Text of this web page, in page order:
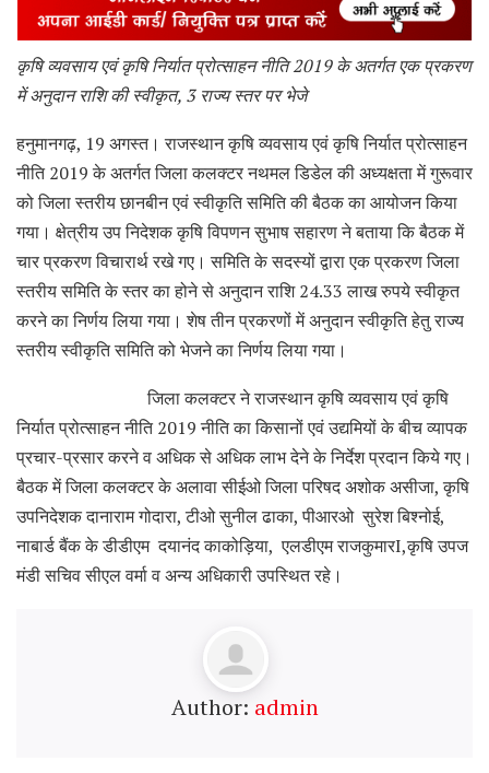
कृषि व्यवसाय एवं कृषि निर्यात प्रोत्साहन नीति 2019 के अतर्गत एक प्रकरण
में अनुदान राशि की स्वीकृत, 3 राज्य स्तर पर भेजे
हनुमानगढ़, 19 अगस्त। राजस्थान कृषि व्यवसाय एवं कृषि निर्यात प्रोत्साहन
नीति 2019 के अतर्गत जिला कलक्टर नथमल डिडेल की अध्यक्षता में गुरूवार
को जिला स्तरीय छानबीन एवं स्वीकृति समिति की बैठक का आयोजन किया
गया। क्षेत्रीय उप निदेशक कृषि विपणन सुभाष सहारण ने बताया कि बैठक में
चार प्रकरण विचारार्थ रखे गए। समिति के सदस्यों द्वारा एक प्रकरण जिला
स्तरीय समिति के स्तर का होने से अनुदान राशि 24.33 लाख रुपये स्वीकृत
करने का निर्णय लिया गया। शेष तीन प्रकरणों में अनुदान स्वीकृति हेतु राज्य
स्तरीय स्वीकृति समिति को भेजने का निर्णय लिया गया।
जिला कलक्टर ने राजस्थान कृषि व्यवसाय एवं कृषि
निर्यात प्रोत्साहन नीति 2019 नीति का किसानों एवं उद्यमियों के बीच व्यापक
प्रचार-प्रसार करने व अधिक से अधिक लाभ देने के निर्देश प्रदान किये गए।
बैठक में जिला कलक्टर के अलावा सीईओ जिला परिषद अशोक असीजा, कृषि
उपनिदेशक दानाराम गोदारा, टीओ सुनील ढाका, पीआरओ सुरेश बिश्नोई,
नाबार्ड बैंक के डीडीएम दयानंद काकोड़िया, एलडीएम राजकुमारI,कृषि उपज
मंडी सचिव सीएल वर्मा व अन्य अधिकारी उपस्थित रहे।
Author: admin